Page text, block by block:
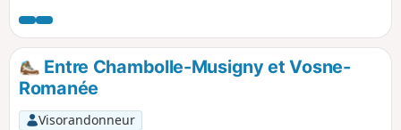
la Combe d'Ambin, et un dernier sur le vignoble de Morey-
Saint-Denis. Au passage, découvrez la grotte de la Chambre
aux fées. Vous passerez aussi à côté de l'élevage équestre
de la montagne de Morey. Certains passages nécessitent
une attention particulière pour s'orienter, l'application (ou
un GPS de randonnée) est conseillée.
Entre Chambolle-Musigny et Vosne-
Romanée
Visorandonneur